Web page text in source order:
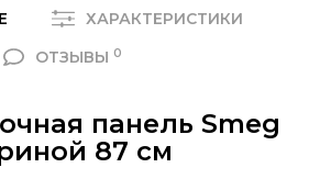
ХАРАКТЕРИСТИКИ
ОТЗЫВЫ 0
панель Smeg
87 см